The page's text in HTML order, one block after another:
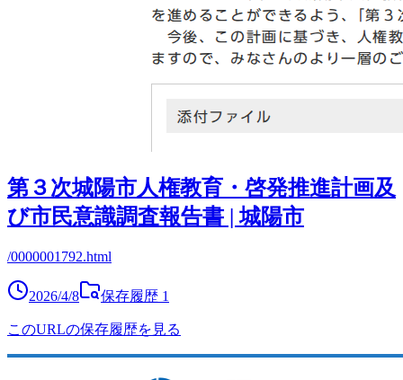
第３次城陽市人権教育・啓発推進計画及
び市民意識調査報告書 | 城陽市
/0000001792.html
2026/4/8 保存履歴 1
このURLの保存履歴を見る